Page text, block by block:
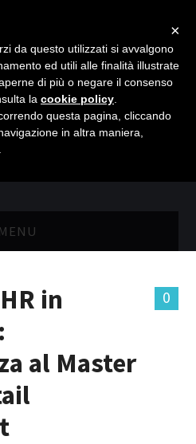
MENU
0
in
al Master
×
da questo utilizzati si avvalgono
ed utili alle finalità illustrate
di più o negare il consenso
la cookie policy
questa pagina, cliccando
in altra maniera,